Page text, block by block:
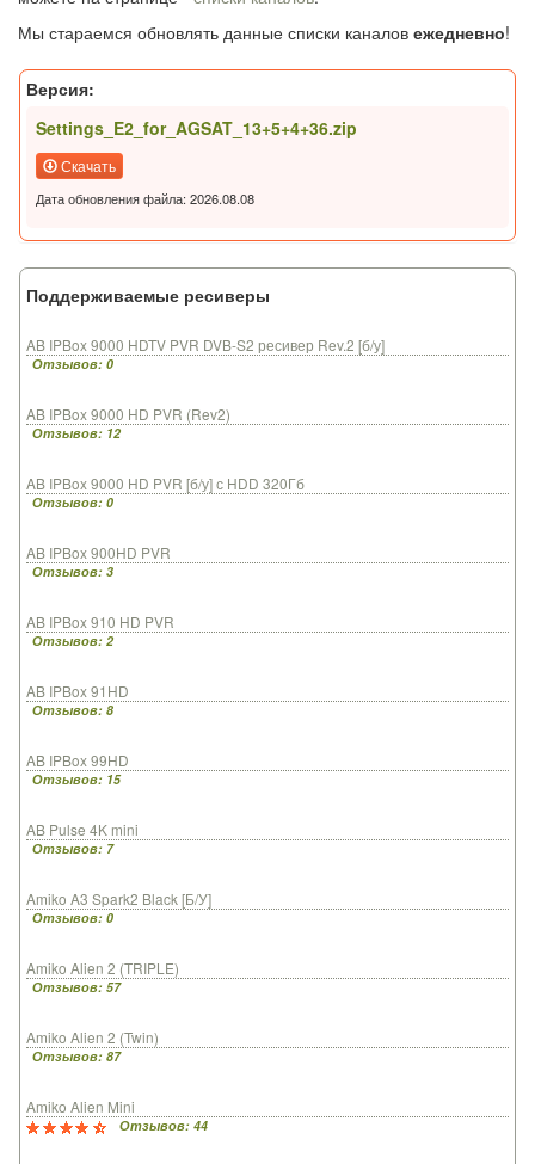
Мы стараемся обновлять данные списки каналов ежедневно!
Версия:
Settings_E2_for_AGSAT_13+5+4+36.zip
Скачать
Дата обновления файла: 2026.08.08
Поддерживаемые ресиверы
AB IPBox 9000 HDTV PVR DVB-S2 ресивер Rev.2 [б/у]
Отзывов: 0
AB IPBox 9000 HD PVR (Rev2)
Отзывов: 12
AB IPBox 9000 HD PVR [б/у] с HDD 320Гб
Отзывов: 0
AB IPBox 900HD PVR
Отзывов: 3
AB IPBox 910 HD PVR
Отзывов: 2
AB IPBox 91HD
Отзывов: 8
AB IPBox 99HD
Отзывов: 15
AB Pulse 4K mini
Отзывов: 7
Amiko A3 Spark2 Black [Б/У]
Отзывов: 0
Amiko Alien 2 (TRIPLE)
Отзывов: 57
Amiko Alien 2 (Twin)
Отзывов: 87
Amiko Alien Mini
Отзывов: 44